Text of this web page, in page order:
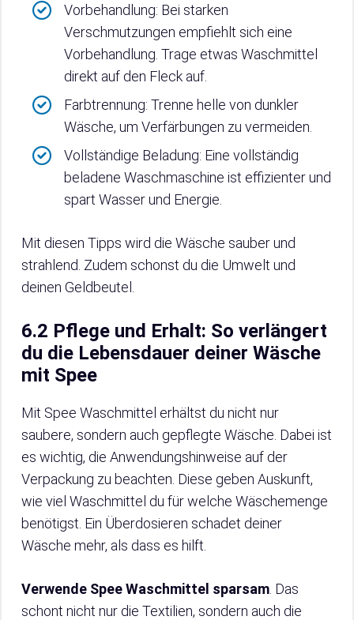
Vorbehandlung: Bei starken
Verschmutzungen empfiehlt sich eine
Vorbehandlung. Trage etwas Waschmittel
direkt auf den Fleck auf.
Farbtrennung: Trenne helle von dunkler
Wäsche, um Verfärbungen zu vermeiden.
Vollständige Beladung: Eine vollständig
beladene Waschmaschine ist effizienter und
spart Wasser und Energie.
Mit diesen Tipps wird die Wäsche sauber und
strahlend. Zudem schonst du die Umwelt und
deinen Geldbeutel.
6.2 Pflege und Erhalt: So verlängert
du die Lebensdauer deiner Wäsche
mit Spee
Mit Spee Waschmittel erhältst du nicht nur
saubere, sondern auch gepflegte Wäsche. Dabei ist
es wichtig, die Anwendungshinweise auf der
Verpackung zu beachten. Diese geben Auskunft,
wie viel Waschmittel du für welche Wäschemenge
benötigst. Ein Überdosieren schadet deiner
Wäsche mehr, als dass es hilft.
Verwende Spee Waschmittel sparsam . Das
schont nicht nur die Textilien, sondern auch die